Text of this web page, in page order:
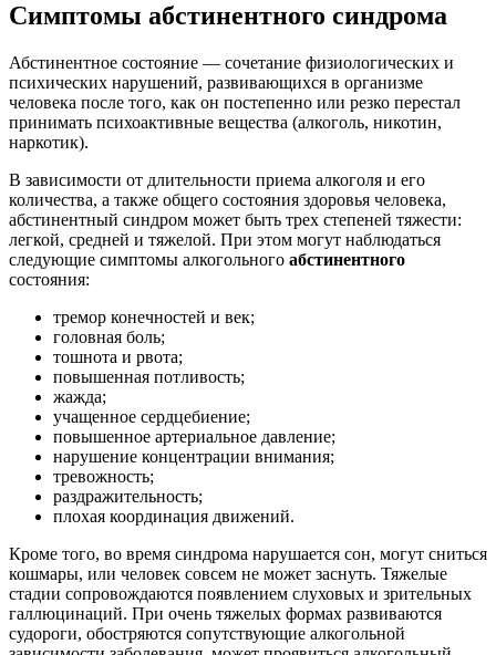
Симптомы абстинентного синдрома
Абстинентное состояние — сочетание физиологических и
психических нарушений, развивающихся в организме
человека после того, как он постепенно или резко перестал
принимать психоактивные вещества (алкоголь, никотин,
наркотик).
В зависимости от длительности приема алкоголя и его
количества, а также общего состояния здоровья человека,
абстинентный синдром может быть трех степеней тяжести:
легкой, средней и тяжелой. При этом могут наблюдаться
следующие симптомы алкогольного абстинентного
состояния:
тремор конечностей и век;
головная боль;
тошнота и рвота;
повышенная потливость;
жажда;
учащенное сердцебиение;
повышенное артериальное давление;
нарушение концентрации внимания;
тревожность;
раздражительность;
плохая координация движений.
Кроме того, во время синдрома нарушается сон, могут сниться
кошмары, или человек совсем не может заснуть. Тяжелые
стадии сопровождаются появлением слуховых и зрительных
галлюцинаций. При очень тяжелых формах развиваются
судороги, обостряются сопутствующие алкогольной